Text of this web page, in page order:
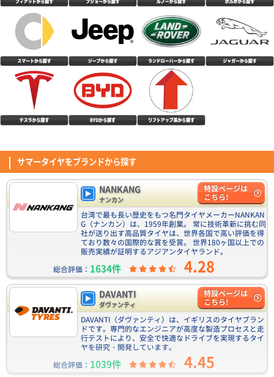
サマータイヤをブランドから探す
NANKANG
ナンカン
台湾で最も長い歴史をもつ名門タイヤメーカーNANKAN
G（ナンカン）は、1959年創業。 常に技術革新に挑む同
社が送り出す高品質タイヤは、世界各国で高い評価を得
ており数々の国際的な賞を受賞。 世界180ヶ国以上での
販売実績が証明するアジアンタイヤランド。
総合評価： 1634件 4.28
特設ページは
こちら!
DAVANTI
ダヴァンティ
DAVANTI（ダヴァンティ）は、イギリスのタイヤブラン
ドです。専門的なエンジニアが高度な製造プロセスと走
行テストにより、安全で快適なドライブを実現するタイ
ヤを研究・開発しています。
総合評価： 1039件 4.45
特設ページは
こちら!
DAVANTI ECOURA HP1 195/65R15 91H
4.40点(11件)
7,110円
NANKANG NA-1 195/65R15 91H
4.54点(74件)
6,590円
CEAT SecuraDrive 195/65R15 91V
4.52点(19件)
7,060円
CEAT EcoDrive 195/65R15 91H
4.53点 (83件)
が、 それを上回る静粛性が、この値段で買える事に、 びっくりしておりま
す。 乗り心地に関しては、若干、跳ねる感じはありますが、 気になるほど
の事でもないです。 燃費性能に関しては、若干落ちた感じもありますが、
夏場ということもあり、エアコンの関係もあるかも しれません。 高速性の
に関しては、高速道路を、利用していない為、 評価していません 想像して
いた、性能以上のポテンシャルです。
(4.86点)hid*******さん
NANKANG NS-20 195/50R16 88V XL
前回はKUMHOのタイヤだったのですが、タイヤこうか交換してみて安定感
や静粛性などとても良かったです。 価格も安くコスパは最高だと思いま
す。
(5.00点)ken*******さん
MAXTREK MAXIMUS M2 205/60R16 92V
値段の割には、良いタイヤだと思います。 思った以上に静粛性は高いと思
います。 ウェット性能に関しては、5.0点としていますが、正直まだ大雨に
は当たっていない為分かりません笑
(4.36点)ぷくたんさん
以前はナンカンタイヤを使用していたが、値段高騰によりこのタイヤにしま
した。 約3年で4万キロ超走ってますが、まだまだスリップまでサインが出
るまではもう少し走れそうです。 残念なところは、2年でタイヤの接地面外
側辺りからヒビが入り出したことです。 昨今の真夏の高温に紫外線量なら
仕方ないのかなと… ちなみにタイヤ側面は紫外線ガードのスプレーを塗布
しているので全然大丈夫でした。
(5.00点)Tさん
ENVOY MOTIVA UHP 255/35R20 97Y XL
装着して100キロ程走行しました。静粛性、乗り心地、ハンドリング性能も
想像以上に良かったです。4本購入し今回はフロントに245/35r20、リアに
255/35r20を履かせました。またサイドウォール骨格も2プライで、かなり
コスパは高いように感じます。
(4.50点)ノボルくんさん
DUNLOP DIREZZA DZ102 205/45R17 84W
9月の値上げ前に交換しました、コストパフォーマンスがとても良く面白い
タイヤではないかと思います
(5.00点) ko0*******さん
ENVOY TORDERA H/T 225/60R18 104V XL
タイヤ交換して日は経ってませんが ドライ性能はいいと思います。 以前は
MICHELIN CROSSCLIMATE SUVを装着していましたが、あまり変わりなく
問題ないと思います。 ロードノイズに関しては若干気になるかなーとは思
いますが 概ね問題ありません。音楽をかけていれば気にならないかと。 耐
久性は分かりませんが、値段の安さを考えたら良い商品だと思います。
(4.42点)
hir*******さん
ENVOY MOTIVA UHP 255/35R19 96Y XL